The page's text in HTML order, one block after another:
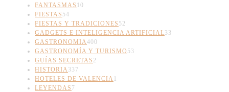
FANTASMAS 10
FIESTAS 54
FIESTAS Y TRADICIONES 52
GADGETS E INTELIGENCIA ARTIFICIAL33
GASTRONOMIA400
GASTRONOMÍA Y TURISMO 53
GUÍAS SECRETAS 2
HISTORIA337
HOTELES DE VALENCIA1
LEYENDAS 7